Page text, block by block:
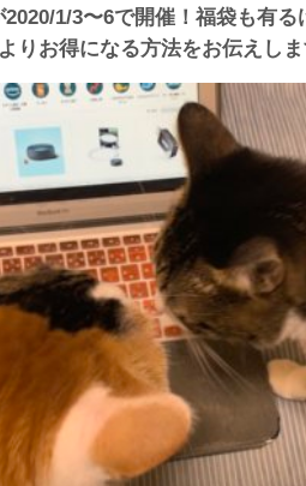
1/3〜6で開催！福袋も有
りお得になる方法をお伝えしま